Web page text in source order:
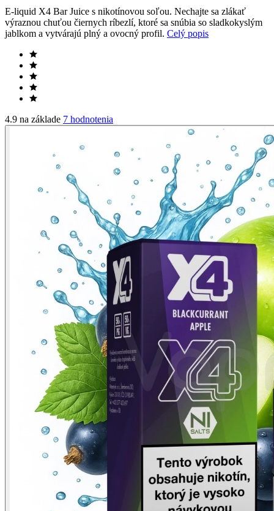
E-liquid X4 Bar Juice s nikotínovou soľou. Nechajte sa zlákať
výraznou chuťou čiernych ríbezlí, ktoré sa snúbia so sladkokyslým
jablkom a vytvárajú plný a ovocný profil. Celý popis
4.9 na základe 7 hodnotenia